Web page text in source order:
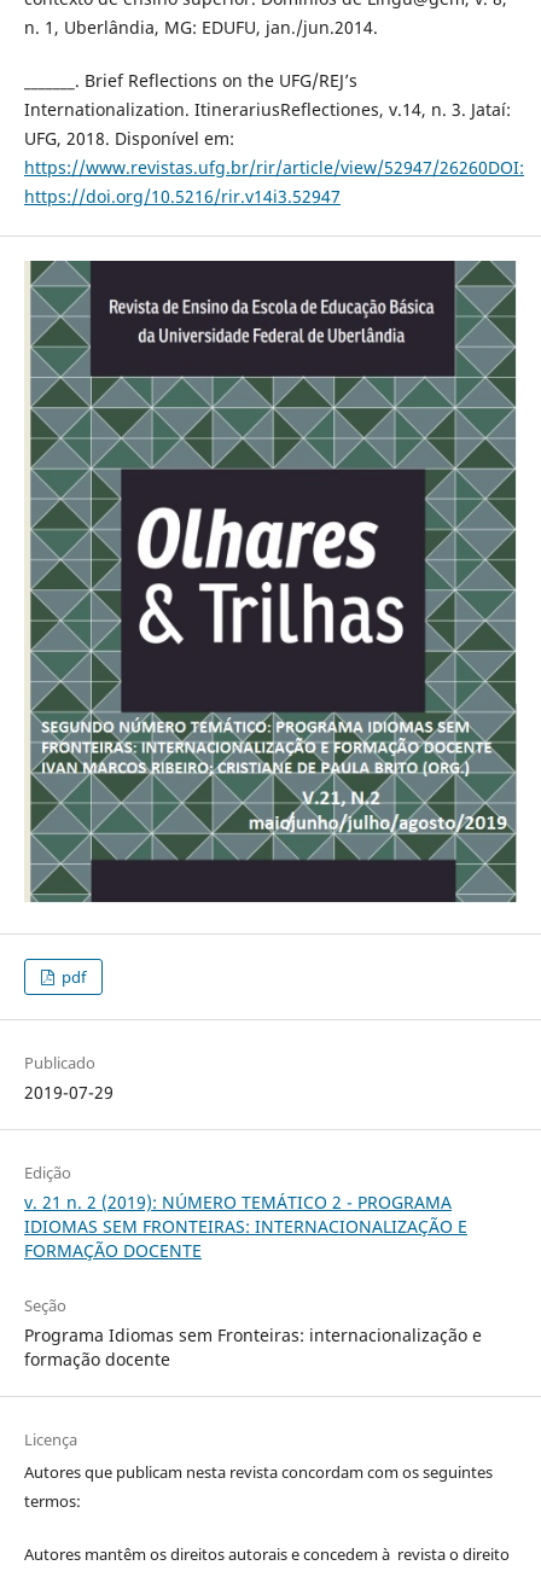
n. 1, Uberlândia, MG: EDUFU, jan./jun.2014.
_______. Brief Reflections on the UFG/REJ’s
Internationalization. ItinerariusReflectiones, v.14, n. 3. Jataí:
UFG, 2018. Disponível em:
https://www.revistas.ufg.br/rir/article/view/52947/26260DOI:
https://doi.org/10.5216/rir.v14i3.52947
pdf
Publicado
2019-07-29
Edição
v. 21 n. 2 (2019): NÚMERO TEMÁTICO 2 - PROGRAMA
IDIOMAS SEM FRONTEIRAS: INTERNACIONALIZAÇÃO E
FORMAÇÃO DOCENTE
Seção
Programa Idiomas sem Fronteiras: internacionalização e
formação docente
Licença
Autores que publicam nesta revista concordam com os seguintes
termos:
Autores mantêm os direitos autorais e concedem à revista o direito